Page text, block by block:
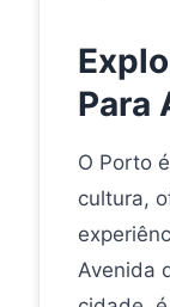
Para
O Porto
cultura,
Avenida